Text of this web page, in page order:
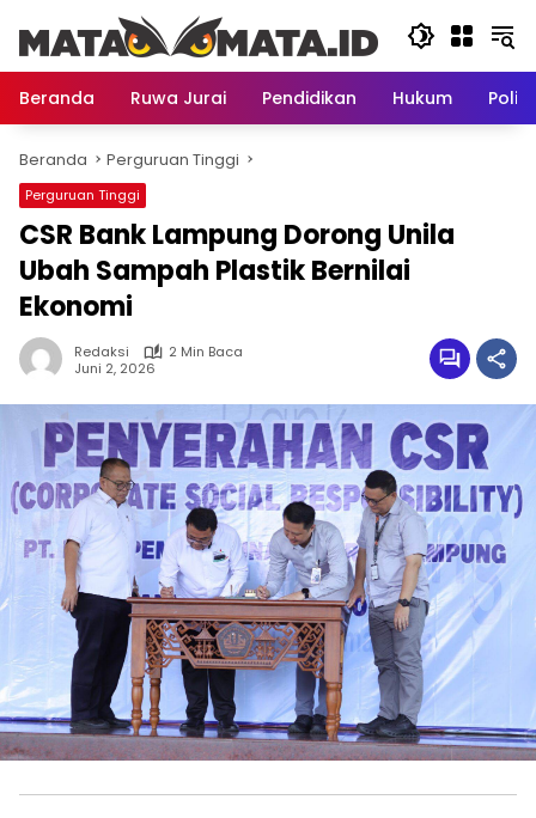
konten
Beranda
Ruwa Jurai Pendidikan Hukum
Beranda Perguruan Tinggi
Perguruan Tinggi
CSR Bank Lampung Dorong Unila
Ubah Sampah Plastik Bernilai
Ekonomi
Redaksi
2 Min Baca
Juni 2, 2026